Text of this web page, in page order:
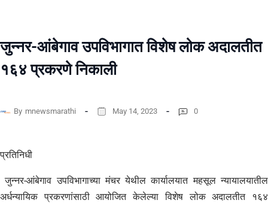
जुन्नर-आंबेगाव उपविभागात विशेष लोक अदालतीत
१६४ प्रकरणे निकाली
By mnewsmarathi May 14, 2023 0
प्रतिनिधी
जुन्नर-आंबेगाव उपविभागाच्या मंचर येथील कार्यालयात महसूल न्यायालयातील
अर्धन्यायिक प्रकरणांसाठी आयोजित केलेल्या विशेष लोक अदालतीत १६४